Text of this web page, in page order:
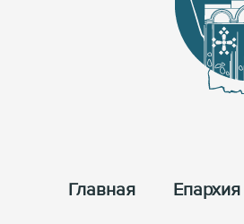
Главная Епархия